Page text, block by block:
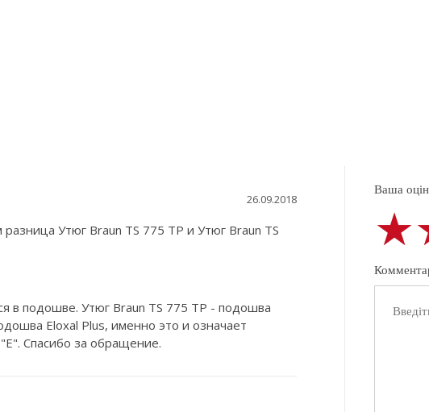
26.09.2018
Утюг Braun TS 775 TP и Утюг Braun TS
в подошве. Утюг Braun TS 775 TP - подошва
Eloxal Plus, именно это и означает
Спасибо за обращение.
Ваша